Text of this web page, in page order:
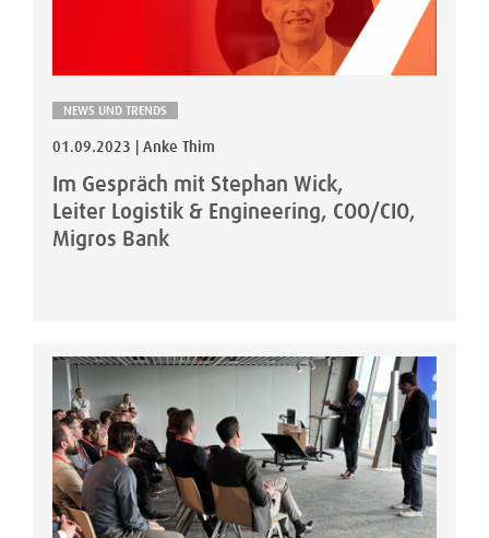
NEWS UND TRENDS
01.09.2023 | Anke Thim
Im Gespräch mit Stephan Wick,
Leiter Logistik & Engineering, COO/CIO,
Migros Bank